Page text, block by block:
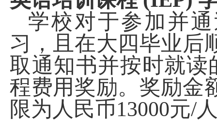
学校对于参加并
习，且在大四毕业后
取通知书并按时就
程费用奖励。奖励金
限为人民币13000元/